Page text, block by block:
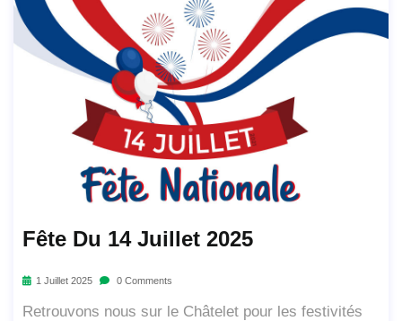
Fête Du 14 Juillet 2025
1 Juillet 2025 0 Comments
Retrouvons nous sur le Châtelet pour les festivités